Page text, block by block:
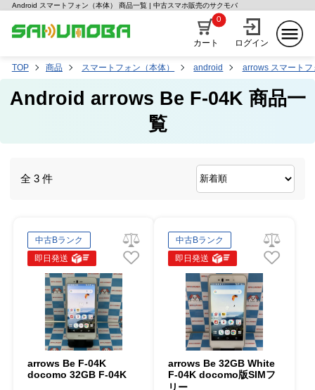
Android スマートフォン（本体） 商品一覧 | 中古スマホ販売のサクモバ
カート
0
ログイン
TOP 商品 スマートフォン（本体） android arrows スマートフ
Android arrows Be F-04K 商品一
覧
全 3 件
中古Bランク
即日発送
arrows Be F-04K
docomo 32GB F-04K
中古Bランク
即日発送
arrows Be 32GB White
F-04K docomo版SIMフ
リー